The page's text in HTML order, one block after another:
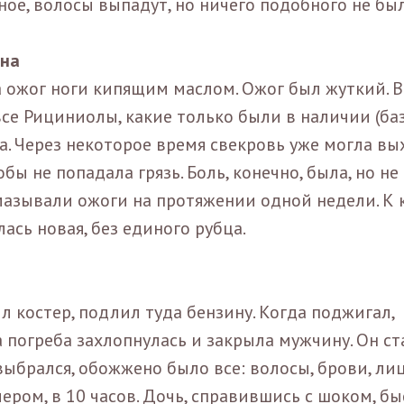
ожог ноги кипящим маслом. Ожог был жуткий.
Рициниолы, какие только были в наличии
Через некоторое время свекровь уже могла
не попадала грязь. Боль, конечно, была, но не
ожоги на протяжении одной недели. К
новая, без единого рубца.
подлил туда бензину. Когда поджигал,
захлопнулась и закрыла мужчину. Он
обожжено было все: волосы, брови,
в 10 часов. Дочь, справившись с шоком,